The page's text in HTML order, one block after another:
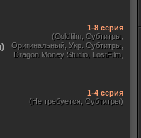
1-8 серия
(Coldfilm, Субтитры,
Оригинальный, Укр. Субтитры,
Dragon Money Studio, LostFilm,
Jaskier)
1-4 серия
(Не требуется, Субтитры)